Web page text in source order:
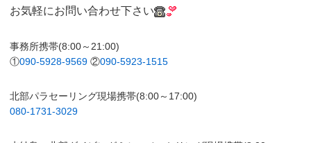
お気軽にお問い合わせ下さい
事務所携帯(8:00～21:00)
①090-5928-9569 ②090-5923-1515
北部パラセーリング現場携帯(8:00～17:00)
080-1731-3029